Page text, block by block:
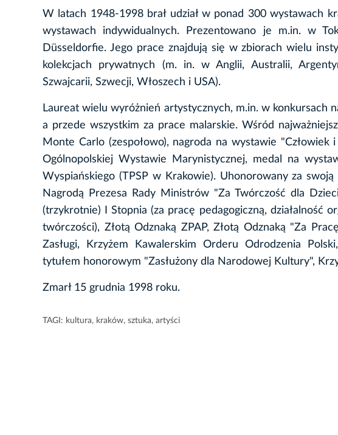
W latach 1948-1998 brał udział w ponad 300 wystawach
wystawach indywidualnych. Prezentowano je m.in. w
Düsseldorfie. Jego prace znajdują się w zbiorach wielu
kolekcjach prywatnych (m. in. w Anglii, Australii,
Szwajcarii, Szwecji, Włoszech i USA).
Laureat wielu wyróżnień artystycznych, m.in. w konkursach
a przede wszystkim za prace malarskie. Wśród
Monte Carlo (zespołowo), nagroda na wystawie
Ogólnopolskiej Wystawie Marynistycznej, medal na
Wyspiańskiego (TPSP w Krakowie). Uhonorowany za
Nagrodą Prezesa Rady Ministrów "Za Twórczość dla
(trzykrotnie) I Stopnia (za pracę pedagogiczną, działalność
twórczości), Złotą Odznaką ZPAP, Złotą Odznaką "Za
Zasługi, Krzyżem Kawalerskim Orderu Odrodzenia
tytułem honorowym "Zasłużony dla Narodowej Kultury",
Zmarł 15 grudnia 1998 roku.
TAGI: kultura, kraków, sztuka, artyści